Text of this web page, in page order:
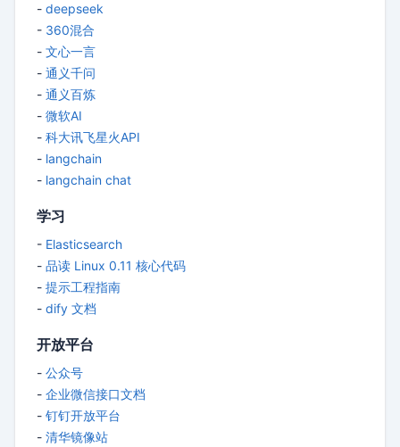
- deepseek
- 360混合
- 文心一言
- 通义千问
- 通义百炼
- 微软AI
- 科大讯飞星火API
- langchain
- langchain chat
学习
- Elasticsearch
- 品读 Linux 0.11 核心代码
- 提示工程指南
- dify 文档
开放平台
- 公众号
- 企业微信接口文档
- 钉钉开放平台
- 清华镜像站